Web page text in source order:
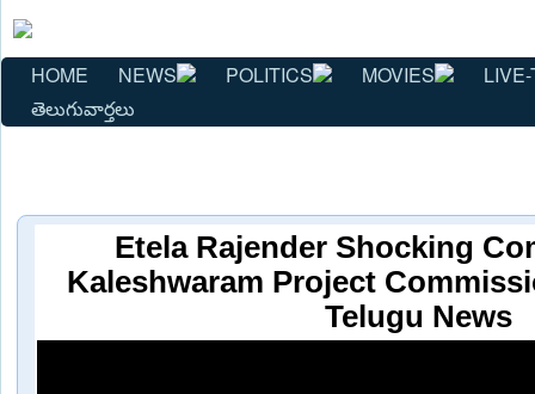
HOME NEWS POLITICS MOVIES
తెలుగువార్తలు
Etela Rajender Shocking
Kaleshwaram Project
Telugu News